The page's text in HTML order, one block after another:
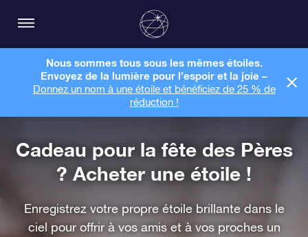
Nous sommes tous sous les mêmes étoiles.
Envoyez de la lumière pour l’espoir et la joie –
Donnez un nom à une étoile et bénéficiez de 25 % de
réduction !
Cadeau pour la fête des Pères
? Acheter une étoile !
Enregistrez votre propre étoile brillante dans le
ciel pour offrir à vos amis et à vos proches un